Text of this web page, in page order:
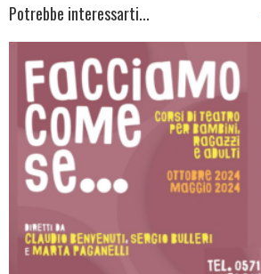
Potrebbe interessarti...